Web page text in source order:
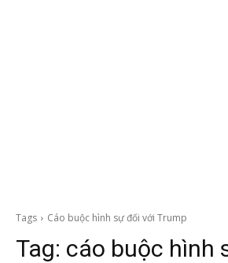
Tags Cáo buộc hình sự đối với Trump
Tag: cáo buộc hình